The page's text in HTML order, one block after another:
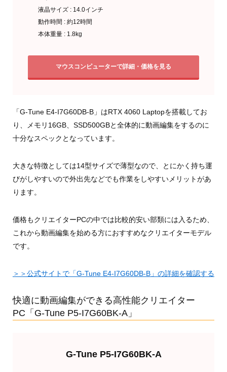
液晶サイズ : 14.0インチ
動作時間 : 約12時間
本体重量 : 1.8kg
マウスコンピューターで詳細・価格を見る
「G-Tune E4-I7G60DB-B」はRTX 4060 Laptopを搭載してお
り、メモリ16GB、SSD500GBと全体的に動画編集をするのに
十分なスペックとなっています。
大きな特徴としては14型サイズで薄型なので、とにかく持ち運
びがしやすいので外出先などでも作業をしやすいメリットがあ
ります。
価格もクリエイターPCの中では比較的安い部類には入るため、
これから動画編集を始める方におすすめなクリエイターモデル
です。
＞＞公式サイトで「G-Tune E4-I7G60DB-B」の詳細を確認する
快適に動画編集ができる高性能クリエイター
PC「G-Tune P5-I7G60BK-A」
G-Tune P5-I7G60BK-A